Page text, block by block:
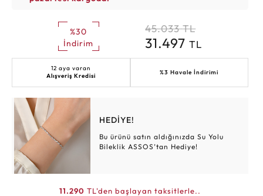
%30
İndirim
45.033 TL
31.497TL
12 aya varan
Alışveriş Kredisi
%3 Havale İndirimi
HEDİYE!
Bu ürünü satın aldığınızda Su Yolu
Bileklik ASSOS’tan Hediye!
11.290 TL'den başlayan taksitlerle..